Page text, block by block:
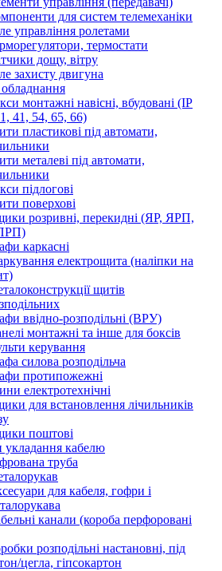
для систем телемеханіки
управління ролетами
термостати
дощу, вітру
захисту двигуна
монтажні навісні, вбудовані (IP
41, 54, 65, 66)
пластикові під автомати,
металеві під автомати,
підлогові
поверхові
розривні, перекидні (ЯР, ЯРП,
каркасні
електрощита (наліпки на
щитів
ввідно-розподільні (ВРУ)
монтажні та інше для боксів
керування
силова розподільча
протипожежні
електротехнічні
для встановлення лічильників
поштові
укладання кабелю
труба
для кабеля, гофри і
канали (короба перфоровані
розподільні настановні, під
цегла, гіпсокартон